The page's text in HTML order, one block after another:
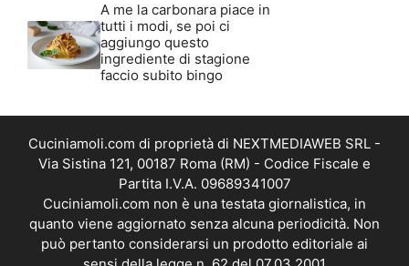
A me la carbonara piace in
tutti i modi, se poi ci
aggiungo questo
ingrediente di stagione
faccio subito bingo
Cuciniamoli.com di proprietà di NEXTMEDIAWEB SRL -
Via Sistina 121, 00187 Roma (RM) - Codice Fiscale e
Partita I.V.A. 09689341007
Cuciniamoli.com non è una testata giornalistica, in
quanto viene aggiornato senza alcuna periodicità. Non
può pertanto considerarsi un prodotto editoriale ai